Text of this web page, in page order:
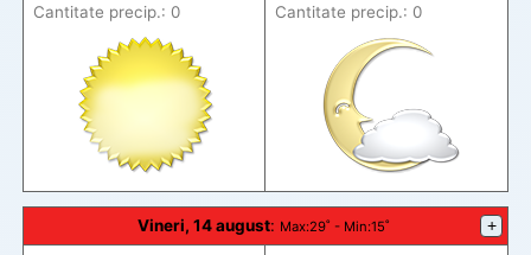
Cantitate precip.: 0
Cantitate precip.: 0
Vineri, 14 august: Max:29˚ - Min:15˚ +